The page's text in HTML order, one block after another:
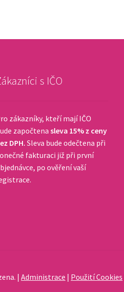
s IČO
zákazníky, kteří mají IČO
započtena sleva 15% z ceny
DPH. Sleva bude odečtena při
fakturaci již při první
po ověření vaší
|Administrace | Použití Cookies